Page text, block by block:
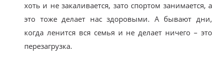
хоть и не закаливается, зато спортом занимается, а
это тоже делает нас здоровыми. А бывают дни,
когда ленится вся семья и не делает ничего – это
перезагрузка.